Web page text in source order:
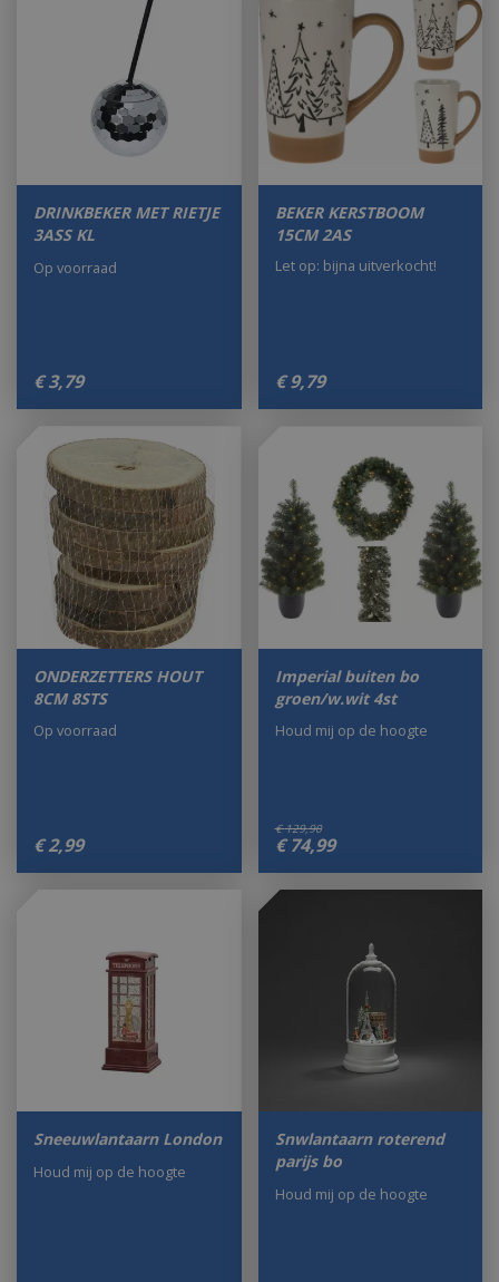
DRINKBEKER MET RIETJE
3ASS KL
€ 3,79
Op voorraad
BEKER KERSTBOOM
15CM 2AS
€ 9,79
Let op: bijna uitverkocht!
ONDERZETTERS HOUT
8CM 8STS
€2,99
Op voorraad
Imperial buiten bo
groen/w.wit 4st
€ 129,90
€ 74,99
Houd mij op de hoogte
Sneeuwlantaarn London
Houd mij op de hoogte
Snwlantaarn roterend
parijs bo
Houd mij op de hoogte